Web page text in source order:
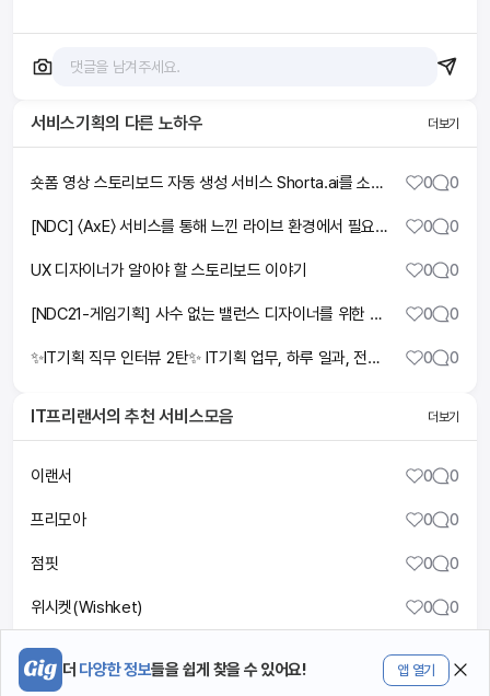
더 다양한 정보들을 쉽게 찾을 수 있어요! 앱 열기
서비스기획의 다른 노하우 더보기
숏폼 영상 스토리보드 자동 생성 서비스 Shorta.ai를 소개합니다. 0 0
[NDC] 〈AxE〉 서비스를 통해 느낀 라이브 환경에서 필요한 기획자의 역량 - 디자인, 커뮤니케이션, 그리고 애티튜드 0 0
UX 디자이너가 알아야 할 스토리보드 이야기 0 0
[NDC21-게임기획] 사수 없는 밸런스 디자이너를 위한 전투,성장 밸런스 설계 방향 노하우 공유 0 0
✨IT기획 직무 인터뷰 2탄✨ IT기획 업무, 하루 일과, 전망, 워라벨 까Zl 0 0
IT프리랜서의 추천 서비스모음 더보기
이랜서 0 0
프리모아 0 0
점핏 0 0
위시켓(Wishket) 0 0
프로그래머스 1